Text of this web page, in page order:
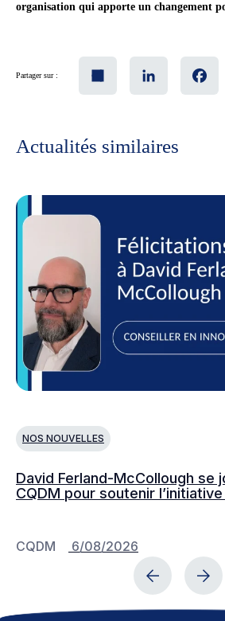
organisation qui apporte un changement
Partager sur :
Actualités similaires
NOS NOUVELLES
David Ferland-McCollough se
CQDM pour soutenir l’initiative
CQDM 6/08/2026